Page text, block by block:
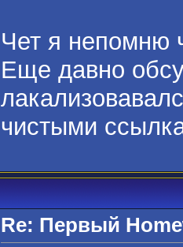
Чет я непомню
Еще давно
чистыми
Re: Первый